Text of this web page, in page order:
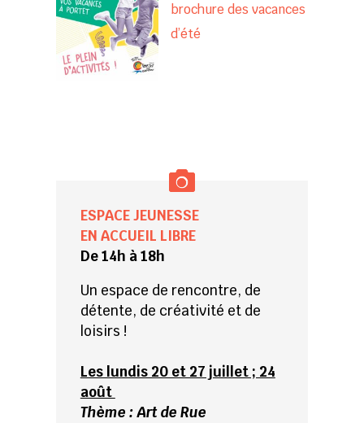
brochure des vacances
d’été
ESPACE JEUNESSE
EN ACCUEIL LIBRE
De 14h à 18h
Un espace de rencontre, de
détente, de créativité et de
loisirs !
Les lundis 20 et 27 juillet ; 24
août
Thème : Art de Rue